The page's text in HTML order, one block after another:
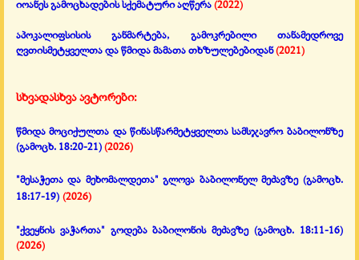
იოანეს გამოცხადების სქემატური აღწერა(2022)
აპოკალიფსისის განმარტება, გამოკრებილი თანამედროვე
ღვთისმეტყველთა და წმიდა მამათა თხზულებებიდან(2021)
სხვადასხვა ავტორები:
წმიდა მოციქულთა და წინასწარმეტყველთა სამსჯავრო ბაბილონზე
(გამოცხ. 18:20-21)(2026)
"მესაჭეთა და მეხომალდეთა" გლოვა ბაბილონელ მეძავზე (გამოცხ.
18:17-19) (2026)
"ქვეყნის ვაჭართა" გოდება ბაბილონის მეძავზე (გამოცხ. 18:11-16)
(2026)